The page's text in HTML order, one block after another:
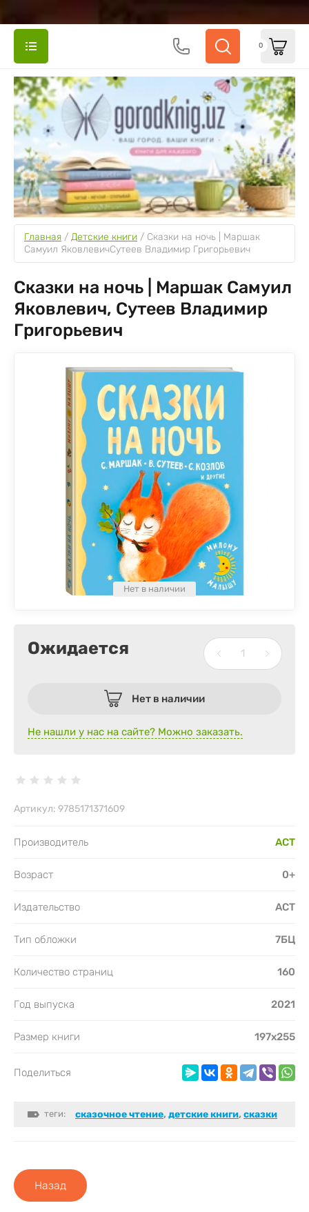
0
Главная / Детские книги / Сказки на ночь | Маршак
Самуил ЯковлевичСутеев Владимир Григорьевич
Сказки на ночь | Маршак Самуил
Яковлевич, Сутеев Владимир
Григорьевич
Нет в наличии
Ожидается
Нет в наличии
Не нашли у нас на сайте? Можно заказать.
Артикул: 9785171371609
Производитель АСТ
Возраст 0+
Издательство АСТ
Тип обложки 7БЦ
Количество страниц 160
Год выпуска 2021
Размер книги 197х255
Поделиться
теги: сказочное чтение, детские книги, сказки
Назад